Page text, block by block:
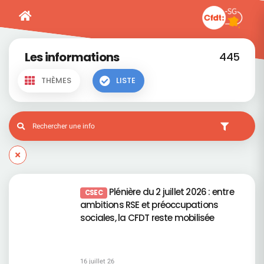
Les informations 445
THÈMES LISTE
CSEC Plénière du 2 juillet 2026 : entre
ambitions RSE et préoccupations
sociales, la CFDT reste mobilisée
16 juillet 26